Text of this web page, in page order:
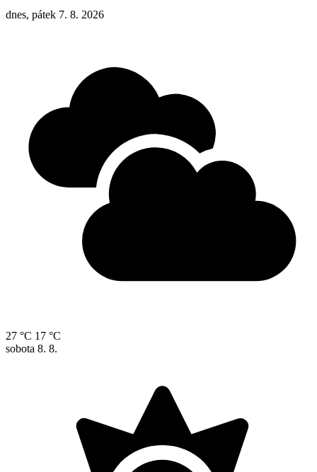
dnes, pátek 7. 8. 2026
27 °C 17 °C
sobota 8. 8.